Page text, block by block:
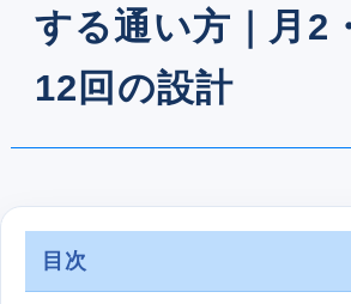
する通い方｜月2
12回の設計
目次